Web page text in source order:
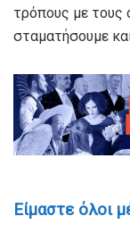
τρόπους με τους
σταματήσουμε
Είμαστε όλοι